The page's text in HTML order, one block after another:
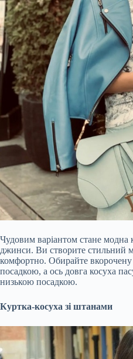
Чудовим варіантом стане модна
джинси. Ви створите стильний
комфортно. Обирайте
посадкою, а ось довга косуха
низькою посадкою.
Куртка-косуха зі штанами